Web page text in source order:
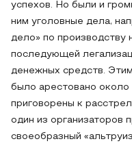
успехов. Но были и
ним уголовные дела,
дело» по производству
последующей
денежных средств.
было арестовано
приговорены к
один из организаторов
своеобразный